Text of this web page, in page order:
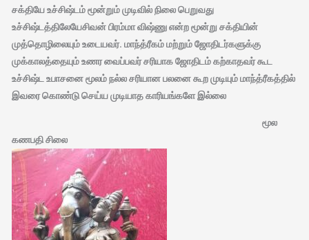
சக்தியே உச்சிஷ்டம் மூன்றும் முடிவில் நிலை பெறுவது
உச்சிஷ்டத்திலேயேசிவன் பிரம்மா விஷ்ணு என்ற மூன்று சக்தியின்
முத்தொழிலையும் உடையவர். மாந்த்ரீகம் மற்றும் ஜோதிடர்களுக்கு
முக்காலத்தையும் உணர வைப்பவர் சரியாக ஜோதிடம் கற்காதவர் கூட
உச்சிஷ்ட உபாசனை மூலம் நல்ல சரியான பலனை கூற முடியும் மாந்த்ரீகத்தில்
இவரை கொண்டு செய்ய முடியாத காரியங்களே இல்லை
மூல
கணபதி சிலை